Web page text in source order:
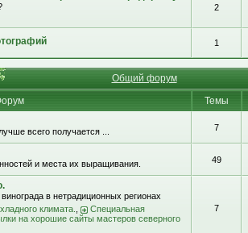
2
1
Общий форум
Темы
всего получается ... 7
и места их выращивания. 49
в нетрадиционных регионах
климата.
Специальная
на хорошие сайты мастеров северного
7